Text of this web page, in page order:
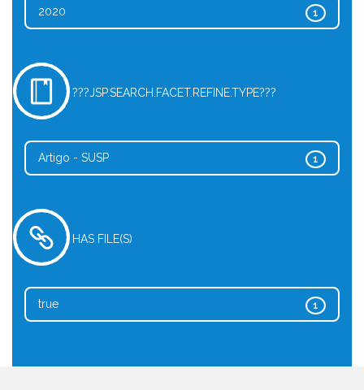
1
2020
???JSP.SEARCH.FACET.REFINE.TYPE???
1
Artigo - SUSP
HAS FILE(S)
1
true